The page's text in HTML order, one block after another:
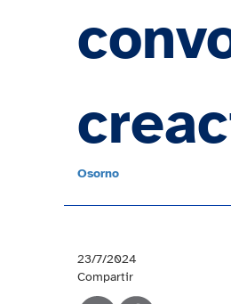
Osorno
23/7/2024
Compartir